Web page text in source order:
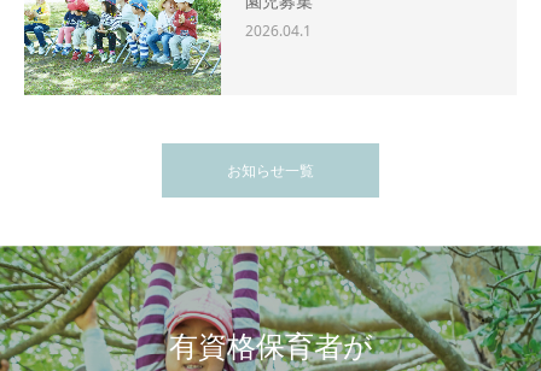
2026.04.1
お知らせ一覧
有資格保育者が